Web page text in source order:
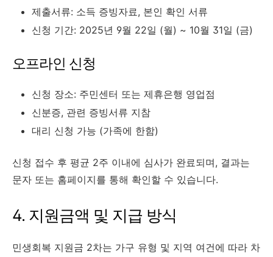
제출서류: 소득 증빙자료, 본인 확인 서류
신청 기간: 2025년 9월 22일 (월) ~ 10월 31일 (금)
오프라인 신청
신청 장소: 주민센터 또는 제휴은행 영업점
신분증, 관련 증빙서류 지참
대리 신청 가능 (가족에 한함)
신청 접수 후 평균 2주 이내에 심사가 완료되며, 결과는
문자 또는 홈페이지를 통해 확인할 수 있습니다.
4. 지원금액 및 지급 방식
민생회복 지원금 2차는 가구 유형 및 지역 여건에 따라 차